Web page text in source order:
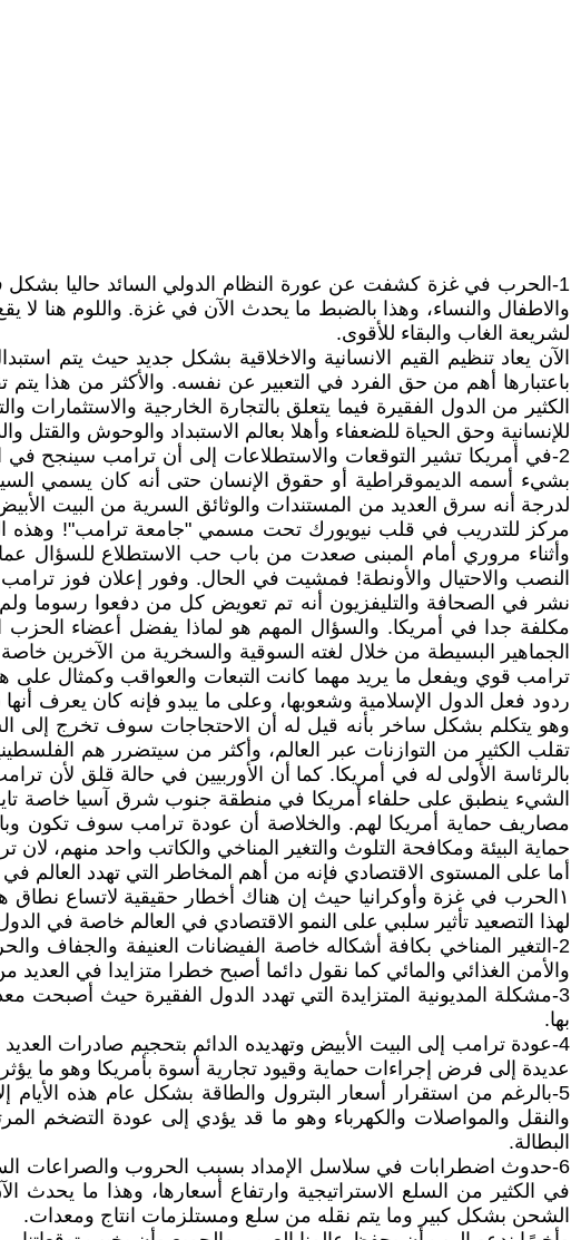
1-الحرب في غزة كشفت عن عورة النظام الدولي السائد حاليا بشكل
والاطفال والنساء، وهذا بالضبط ما يحدث الآن في غزة. واللوم هنا
لشريعة الغاب والبقاء للأقوى.
الآن يعاد تنظيم القيم الانسانية والاخلاقية بشكل جديد حيث يتم
باعتبارها أهم من حق الفرد في التعبير عن نفسه. والأكثر من هذا يتم
الكثير من الدول الفقيرة فيما يتعلق بالتجارة الخارجية
للإنسانية وحق الحياة للضعفاء وأهلا بعالم الاستبداد والوحوش والقتل
2-في أمريكا تشير التوقعات والاستطلاعات إلى أن ترامب سينجح في
بشيء أسمه الديموقراطية أو حقوق الإنسان حتى أنه كان يسمي
لدرجة أنه سرق العديد من المستندات والوثائق السرية من البيت
مركز للتدريب في قلب نيويورك تحت مسمي "جامعة ترامب"! وهذه
وأثناء مروري أمام المبنى صعدت من باب حب الاستطلاع للسؤال
النصب والاحتيال والأونطة! فمشيت في الحال. وفور إعلان فوز
نشر في الصحافة والتليفزيون أنه تم تعويض كل من دفعوا رسوما
مكلفة جدا في أمريكا. والسؤال المهم هو لماذا يفضل أعضاء
الجماهير البسيطة من خلال لغته السوقية والسخرية من الآخرين
ترامب قوي ويفعل ما يريد مهما كانت التبعات والعواقب وكمثال على
ردود فعل الدول الإسلامية وشعوبها، وعلى ما يبدو فإنه كان يعرف
وهو يتكلم بشكل ساخر بأنه قيل له أن الاحتجاجات سوف تخرج إلى
تقلب الكثير من التوازنات عبر العالم، وأكثر من سيتضرر هم
بالرئاسة الأولى له في أمريكا. كما أن الأوربيين في حالة قلق
الشيء ينطبق على حلفاء أمريكا في منطقة جنوب شرق آسيا خاصة
مصاريف حماية أمريكا لهم. والخلاصة أن عودة ترامب سوف تكون
حماية البيئة ومكافحة التلوث والتغير المناخي والكاتب واحد منهم،
أما على المستوى الاقتصادي فإنه من أهم المخاطر التي تهدد العالم في عام
١الحرب في غزة وأوكرانيا حيث إن هناك أخطار حقيقية لاتساع
لهذا التصعيد تأثير سلبي على النمو الاقتصادي في العالم خاصة في
2-التغير المناخي بكافة أشكاله خاصة الفيضانات العنيفة
والأمن الغذائي والمائي كما نقول دائما أصبح خطرا متزايدا في
3-مشكلة المديونية المتزايدة التي تهدد الدول الفقيرة حيث أصبحت
بها.
4-عودة ترامب إلى البيت الأبيض وتهديده الدائم بتحجيم صادرات
عديدة إلى فرض إجراءات حماية وقيود تجارية أسوة بأمريكا وهو ما
5-بالرغم من استقرار أسعار البترول والطاقة بشكل عام هذه
والنقل والمواصلات والكهرباء وهو ما قد يؤدي إلى عودة التضخم
البطالة.
6-حدوث اضطرابات في سلاسل الإمداد بسبب الحروب والصراعات
في الكثير من السلع الاستراتيجية وارتفاع أسعارها، وهذا ما
الشحن بشكل كبير وما يتم نقله من سلع ومستلزمات انتاج ومعدات.